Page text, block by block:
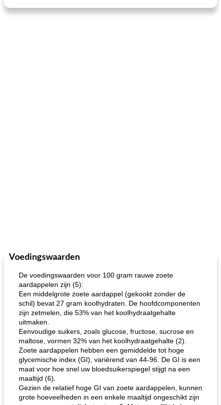
Voedingswaarden
De voedingswaarden voor 100 gram rauwe zoete
aardappelen zijn (5):
Een middelgrote zoete aardappel (gekookt zonder de
schil) bevat 27 gram koolhydraten. De hoofdcomponenten
zijn zetmelen, die 53% van het koolhydraatgehalte
uitmaken.
Eenvoudige suikers, zoals glucose, fructose, sucrose en
maltose, vormen 32% van het koolhydraatgehalte (2).
Zoete aardappelen hebben een gemiddelde tot hoge
glycemische index (GI), variërend van 44-96. De GI is een
maat voor hoe snel uw bloedsuikerspiegel stijgt na een
maaltijd (6).
Gezien de relatief hoge GI van zoete aardappelen, kunnen
grote hoeveelheden in een enkele maaltijd ongeschikt zijn